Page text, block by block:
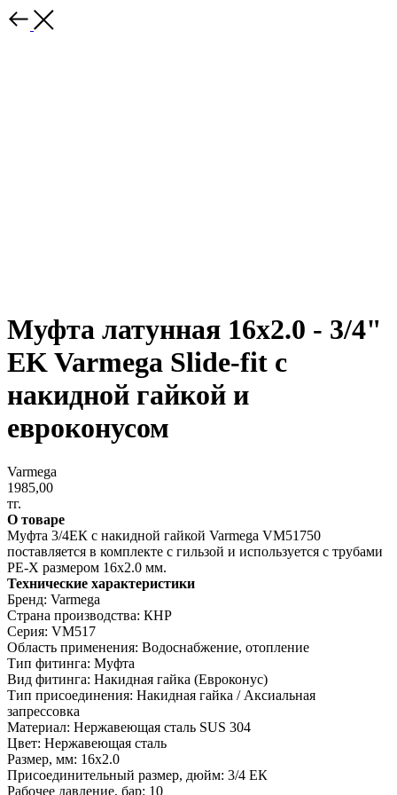
Муфта латунная 16х2.0 - 3/4"
EK Varmega Slide-fit с
накидной гайкой и
евроконусом
Varmega
1985,00
тг.
О товаре
Муфта 3/4ЕК с накидной гайкой Varmega VM51750
поставляется в комплекте с гильзой и используется с трубами
PE-X размером 16x2.0 мм.
Технические характеристики
Бренд: Varmega
Страна производства: КНР
Серия: VM517
Область применения: Водоснабжение, отопление
Тип фитинга: Муфта
Вид фитинга: Накидная гайка (Евроконус)
Тип присоединения: Накидная гайка / Аксиальная
запрессовка
Материал: Нержавеющая сталь SUS 304
Цвет: Нержавеющая сталь
Размер, мм: 16х2.0
Присоединительный размер, дюйм: 3/4 ЕК
Рабочее давление, бар: 10